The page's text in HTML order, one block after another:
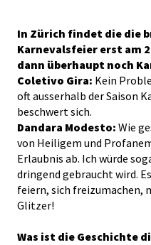
In Zürich findet die die
Karnevalsfeier erst am
dann überhaupt noch
Coletivo Gira: Kein
oft ausserhalb der Saison
beschwert sich.
Dandara Modesto: Wie
von Heiligem und
Erlaubnis ab. Ich würde
dringend gebraucht wird.
feiern, sich freizumachen,
Glitzer!
Was ist die Geschichte